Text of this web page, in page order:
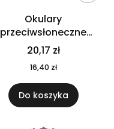
Okulary
przeciwsłoneczne
CALIFORNIA TOUCH
MO9617-10
20,17 zł
16,40 zł
Do koszyka